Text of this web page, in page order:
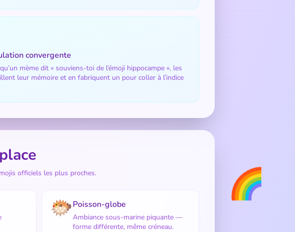
🌈
convergente
mème dit « souviens-toi de l’émoji hippocampe », les
leur mémoire et en fabriquent un pour coller à l’indice
officiels les plus proches.
🐡Poisson-globe
Ambiance sous-marine piquante —
forme différente, même créneau.